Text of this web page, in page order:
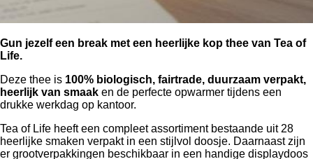
Gun jezelf een break met een heerlijke kop thee van Tea of
Life.
Deze thee is 100% biologisch, fairtrade, duurzaam verpakt,
heerlijk van smaak en de perfecte opwarmer tijdens een
drukke werkdag op kantoor.
Tea of Life heeft een compleet assortiment bestaande uit 28
heerlijke smaken verpakt in een stijlvol doosje. Daarnaast zijn
er grootverpakkingen beschikbaar in een handige displaydoos